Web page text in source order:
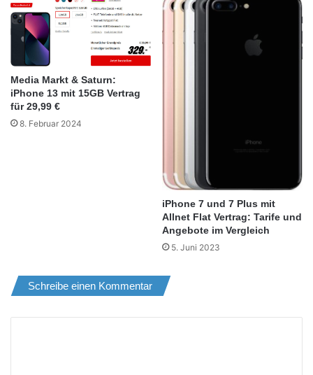
Media Markt & Saturn:
iPhone 13 mit 15GB Vertrag
für 29,99 €
8. Februar 2024
iPhone 7 und 7 Plus mit
Allnet Flat Vertrag: Tarife und
Angebote im Vergleich
5. Juni 2023
Schreibe einen Kommentar